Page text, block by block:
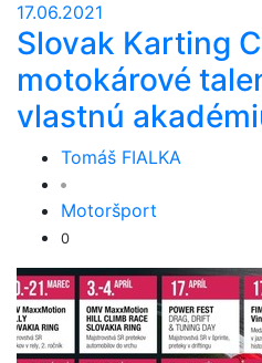
17.06.2021
Slovak Karting
motokárové
vlastnú
Tomáš FIALKA
Motoršport
0